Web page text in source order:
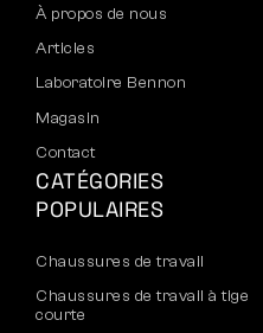
À propos de nous
Articles
Laboratoire Bennon
Magasin
Contact
CATÉGORIES
POPULAIRES
Chaussures de travail
Chaussures de travail à tige
courte